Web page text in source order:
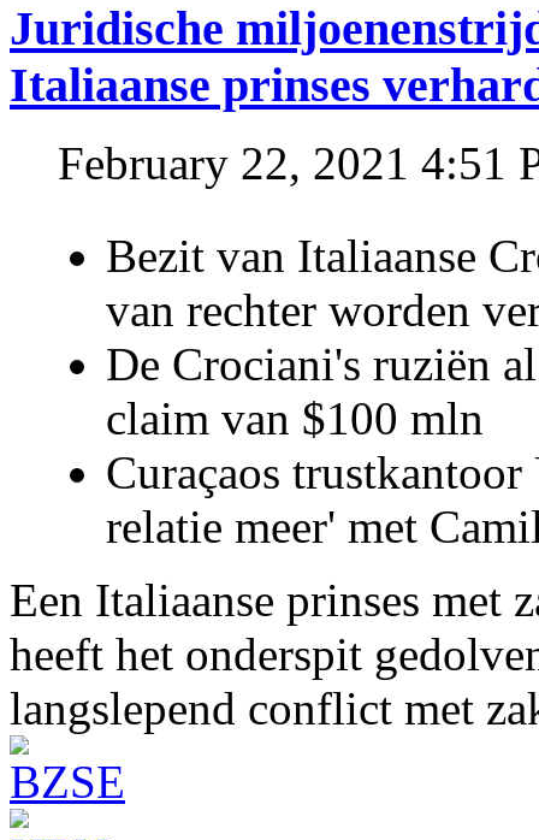
Juridische
Italiaanse prinses
February 22, 2021 4:51
Bezit van Italiaanse
van rechter worden
De Crociani's ruziën
claim van $100 mln
Curaçaos
relatie meer' met
Een Italiaanse prinses met
heeft het onderspit
langslepend conflict met